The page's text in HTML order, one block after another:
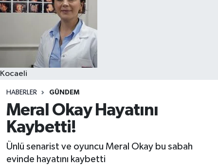
Kocaeli
HABERLER GÜNDEM
Meral Okay Hayatını
Kaybetti!
Ünlü senarist ve oyuncu Meral Okay bu sabah
evinde hayatını kaybetti